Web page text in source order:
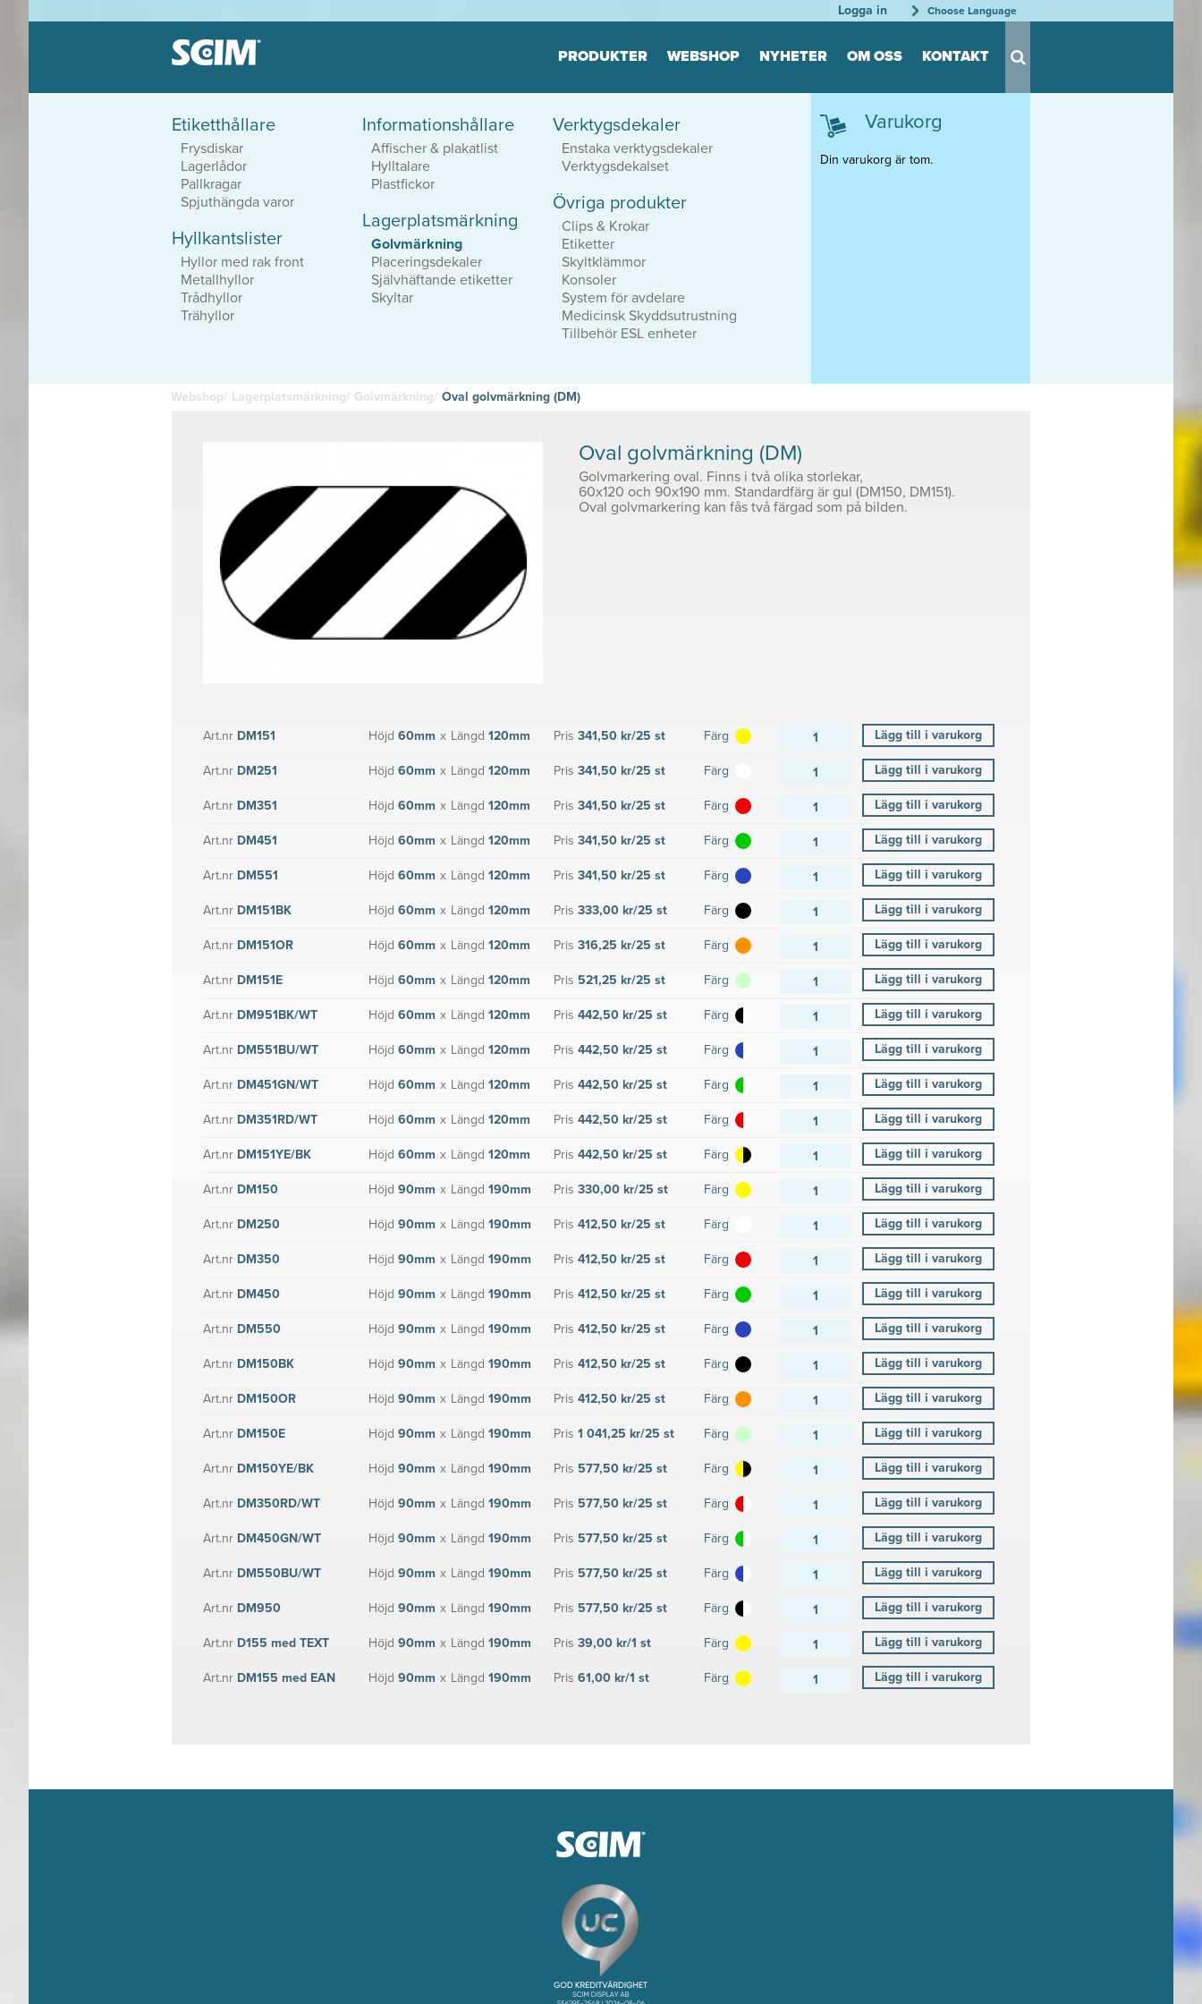
Choose Language
Logga in
PRODUKTER WEBSHOP NYHETER OM OSS KONTAKT
Etiketthållare &
Hyllkantslister
Smutsresistenta
Golvmarkeringar
Många varianter
Lång livslängd
Verktygsdekaler
Många varianter
Placeringsdekaler
Slitstark vinyl
Självhäftande eller magnetiska
Print & Layout
Vi hjälper dig att
hitta den rätta känslan i
ditt tryckta material!
Etiketthållare
Frysdiskar
Lagerlådor
Pallkragar
Spjuthängda varor
Hyllkantslister
Hyllor med rak front
Metallhyllor
Trådhyllor
Trähyllor
Informationshållare
Affischer & plakatlist
Hylltalare
Plastfickor
Lagerplatsmärkning
Golvmärkning
Placeringsdekaler
Självhäftande etiketter
Skyltar
Verktygsdekaler
Enstaka verktygsdekaler
Verktygsdekalset
Övriga produkter
Clips & Krokar
Etiketter
Skyltklämmor
Konsoler
System för avdelare
Medicinsk Skyddsutrustning
Tillbehör ESL enheter
Varukorg
Din varukorg är tom.
Webshop/ Lagerplatsmärkning/ Golvmärkning/ Oval golvmärkning (DM)
Oval golvmärkning (DM)
Golvmarkering oval. Finns i två olika storlekar,
60x120 och 90x190 mm. Standardfärg är gul (DM150, DM151).
Oval golvmarkering kan fås två färgad som på bilden.
Art.nr DM151 Höjd 60mm x Längd 120mm Pris 341,50 kr/25 st Färg
Art.nr DM251 Höjd 60mm x Längd 120mm Pris 341,50 kr/25 st Färg
Art.nr DM351 Höjd 60mm x Längd 120mm Pris 341,50 kr/25 st Färg
Art.nr DM451 Höjd 60mm x Längd 120mm Pris 341,50 kr/25 st Färg
Art.nr DM551 Höjd 60mm x Längd 120mm Pris 341,50 kr/25 st Färg
Art.nr DM151BK Höjd 60mm x Längd 120mm Pris 333,00 kr/25 st Färg
Art.nr DM151OR Höjd 60mm x Längd 120mm Pris 316,25 kr/25 st Färg
Art.nr DM151E Höjd 60mm x Längd 120mm Pris 521,25 kr/25 st Färg
Art.nr DM951BK/WT Höjd 60mm x Längd 120mm Pris 442,50 kr/25 st Färg
Art.nr DM551BU/WT Höjd 60mm x Längd 120mm Pris 442,50 kr/25 st Färg
Art.nr DM451GN/WT Höjd 60mm x Längd 120mm Pris 442,50 kr/25 st Färg
Art.nr DM351RD/WT Höjd 60mm x Längd 120mm Pris 442,50 kr/25 st Färg
Art.nr DM151YE/BK Höjd 60mm x Längd 120mm Pris 442,50 kr/25 st Färg
Art.nr DM150 Höjd 90mm x Längd 190mm Pris 330,00 kr/25 st Färg
Art.nr DM250 Höjd 90mm x Längd 190mm Pris 412,50 kr/25 st Färg
Art.nr DM350 Höjd 90mm x Längd 190mm Pris 412,50 kr/25 st Färg
Art.nr DM450 Höjd 90mm x Längd 190mm Pris 412,50 kr/25 st Färg
Art.nr DM550 Höjd 90mm x Längd 190mm Pris 412,50 kr/25 st Färg
Art.nr DM150BK Höjd 90mm x Längd 190mm Pris 412,50 kr/25 st Färg
Art.nr DM150OR Höjd 90mm x Längd 190mm Pris 412,50 kr/25 st Färg
Art.nr DM150E Höjd 90mm x Längd 190mm Pris 1 041,25 kr/25 st Färg
Art.nr DM150YE/BK Höjd 90mm x Längd 190mm Pris 577,50 kr/25 st Färg
Art.nr DM350RD/WT Höjd 90mm x Längd 190mm Pris 577,50 kr/25 st Färg
Art.nr DM450GN/WT Höjd 90mm x Längd 190mm Pris 577,50 kr/25 st Färg
Art.nr DM550BU/WT Höjd 90mm x Längd 190mm Pris 577,50 kr/25 st Färg
Art.nr DM950 Höjd 90mm x Längd 190mm Pris 577,50 kr/25 st Färg
Art.nr D155 med TEXT Höjd 90mm x Längd 190mm Pris 39,00 kr/1 st Färg
Art.nr DM155 med EAN Höjd 90mm x Längd 190mm Pris 61,00 kr/1 st Färg